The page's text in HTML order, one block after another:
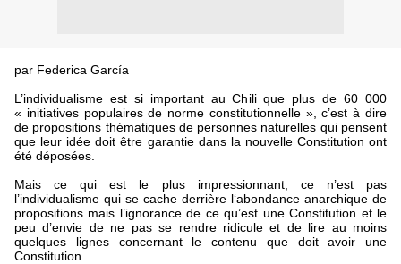
par Federica García
L’individualisme est si important au Chili que plus de 60 000
« initiatives populaires de norme constitutionnelle », c’est à dire
de propositions thématiques de personnes naturelles qui pensent
que leur idée doit être garantie dans la nouvelle Constitution ont
été déposées.
Mais ce qui est le plus impressionnant, ce n’est pas
l’individualisme qui se cache derrière l‘abondance anarchique de
propositions mais l’ignorance de ce qu’est une Constitution et le
peu d’envie de ne pas se rendre ridicule et de lire au moins
quelques lignes concernant le contenu que doit avoir une
Constitution.